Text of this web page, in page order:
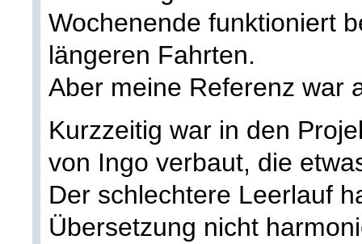
Wochenende funktioniert
längeren Fahrten.
Aber meine Referenz war
Kurzzeitig war in den
von Ingo verbaut, die
Der schlechtere Leerlauf
Übersetzung nicht